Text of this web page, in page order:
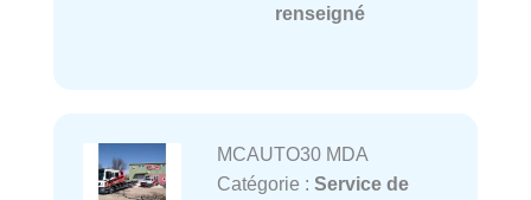
renseigné
MCAUTO30 MDA
Catégorie : Service de